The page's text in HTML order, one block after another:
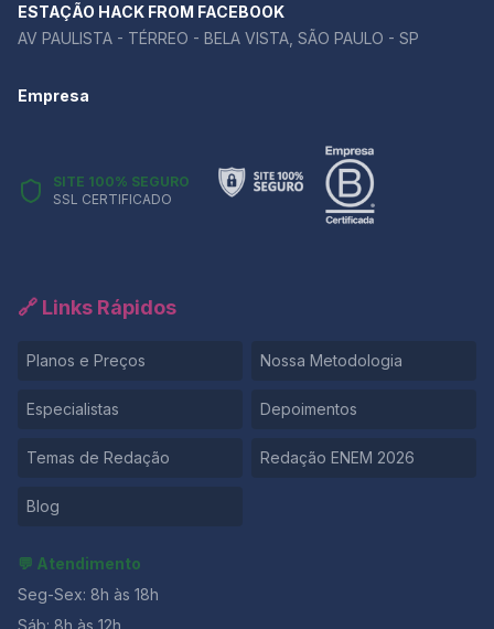
ESTAÇÃO HACK FROM FACEBOOK
AV PAULISTA - TÉRREO - BELA VISTA, SÃO PAULO - SP
Empresa
SITE 100% SEGURO
SSL CERTIFICADO
🔗 Links Rápidos
Planos e Preços Nossa Metodologia
Especialistas Depoimentos
Temas de Redação Redação ENEM 2026
Blog
💬 Atendimento
Seg-Sex: 8h às 18h
Sáb: 8h às 12h